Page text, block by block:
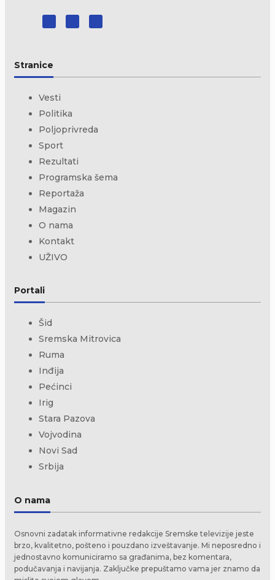
Stranice
Vesti
Politika
Poljoprivreda
Sport
Rezultati
Programska šema
Reportaža
Magazin
O nama
Kontakt
UŽIVO
Portali
Šid
Sremska Mitrovica
Ruma
Inđija
Pećinci
Irig
Stara Pazova
Vojvodina
Novi Sad
Srbija
O nama
Osnovni zadatak informativne redakcije Sremske televizije jeste
brzo, kvalitetno, pošteno i pouzdano izveštavanje. Mi neposredno i
jednostavno komuniciramo sa građanima, bez komentara,
podučavanja i navijanja. Zaključke prepuštamo vama jer znamo da